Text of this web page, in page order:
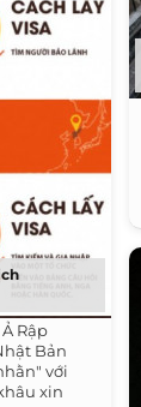
Rập
Bản
với
xin